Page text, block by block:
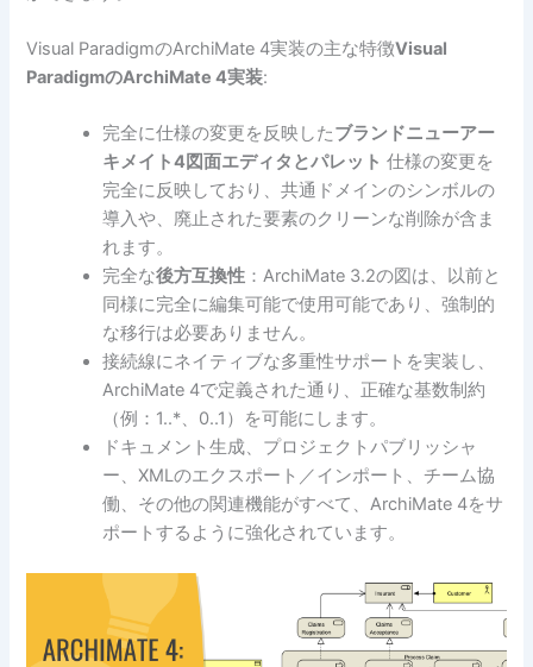
Visual ParadigmのArchiMate 4実装の主な特徴Visual
ParadigmのArchiMate 4実装:
完全に仕様の変更を反映したブランドニューアー
キメイト4図面エディタとパレット 仕様の変更を
完全に反映しており、共通ドメインのシンボルの
導入や、廃止された要素のクリーンな削除が含ま
れます。
完全な後方互換性 ：ArchiMate 3.2の図は、以前と
同様に完全に編集可能で使用可能であり、強制的
な移行は必要ありません。
接続線にネイティブな多重性サポートを実装し、
ArchiMate 4で定義された通り、正確な基数制約
（例：1..*、0..1）を可能にします。
ドキュメント生成、プロジェクトパブリッシャ
ー、XMLのエクスポート／インポート、チーム協
働、その他の関連機能がすべて、ArchiMate 4をサ
ポートするように強化されています。